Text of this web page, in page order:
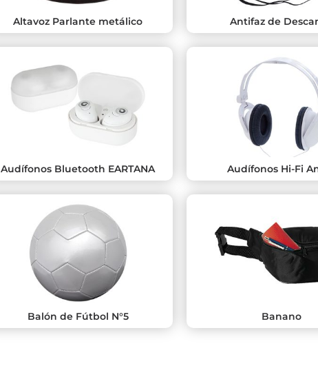
Altavoz Parlante metálico Antifaz de
Audífonos Bluetooth EARTANA Audífonos Hi-Fi
Balón de Fútbol N°5 Banano